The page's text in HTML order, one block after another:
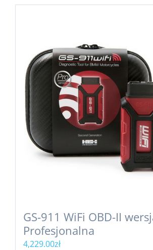
GS-911 WiFi OBD-II
Profesjonalna
4,229.00zł